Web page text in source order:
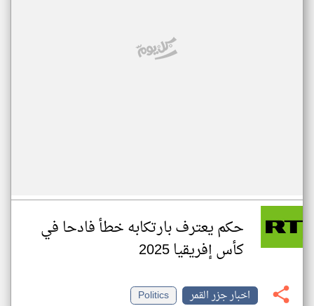
حكم يعترف بارتكابه خطأ فادحا في
كأس إفريقيا 2025
اخبار جزر القمر
Politics